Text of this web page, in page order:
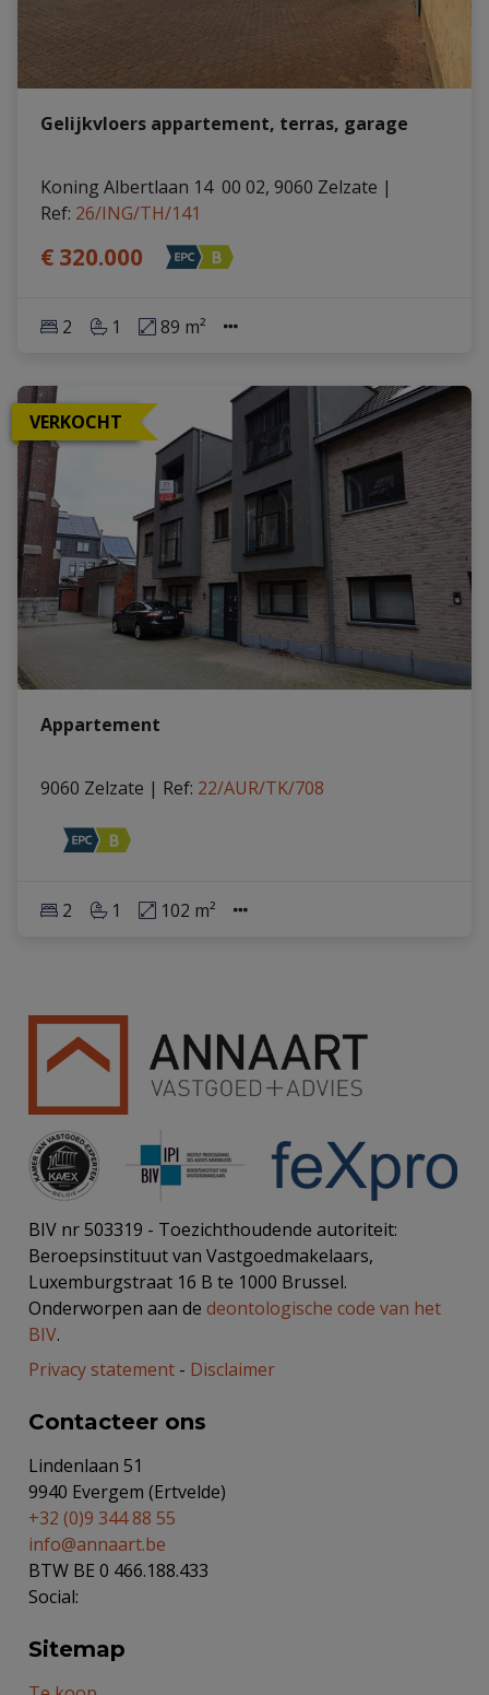
Gelijkvloers appartement, terras, garage
Koning Albertlaan 14  00 02, 9060 Zelzate |
Ref: 26/ING/TH/141
€ 320.000
2 1 89 m²
VERKOCHT
Appartement
9060 Zelzate | Ref: 22/AUR/TK/708
2 1 102 m²
BIV nr 503319 - Toezichthoudende autoriteit:
Beroepsinstituut van Vastgoedmakelaars,
Luxemburgstraat 16 B te 1000 Brussel.
Onderworpen aan de deontologische code van het
BIV.
Privacy statement - Disclaimer
Contacteer ons
Lindenlaan 51
9940 Evergem (Ertvelde)
+32 (0)9 344 88 55
info@annaart.be
BTW BE 0 466.188.433
Social:
Sitemap